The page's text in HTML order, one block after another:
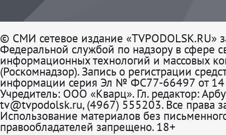
© СМИ сетевое издание «TVPODOLSK.RU»
Федеральной службой по надзору в сфере
информационных технологий и массовых
(Роскомнадзор). Запись о регистрации
информации серия Эл № ФС77-66497 от 14
Учредитель: ООО «Кварц». Гл. редактор:
tv@tvpodolsk.ru, (4967) 555203. Все права
Использование материалов без
правообладателей запрещено. 18+